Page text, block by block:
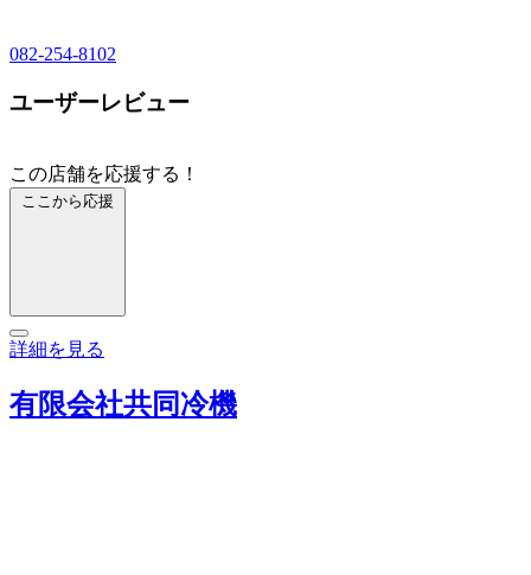
082-254-8102
ユーザーレビュー
この店舗を応援する！
ここから応援
詳細を見る
有限会社共同冷機